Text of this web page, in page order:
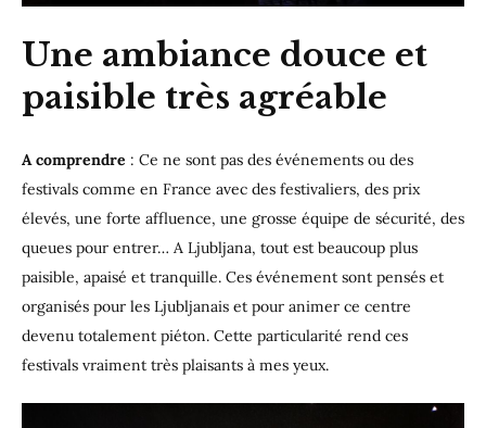
Une ambiance douce et
paisible très agréable
A comprendre : Ce ne sont pas des événements ou des
festivals comme en France avec des festivaliers, des prix
élevés, une forte affluence, une grosse équipe de sécurité, des
queues pour entrer… A Ljubljana, tout est beaucoup plus
paisible, apaisé et tranquille. Ces événement sont pensés et
organisés pour les Ljubljanais et pour animer ce centre
devenu totalement piéton. Cette particularité rend ces
festivals vraiment très plaisants à mes yeux.